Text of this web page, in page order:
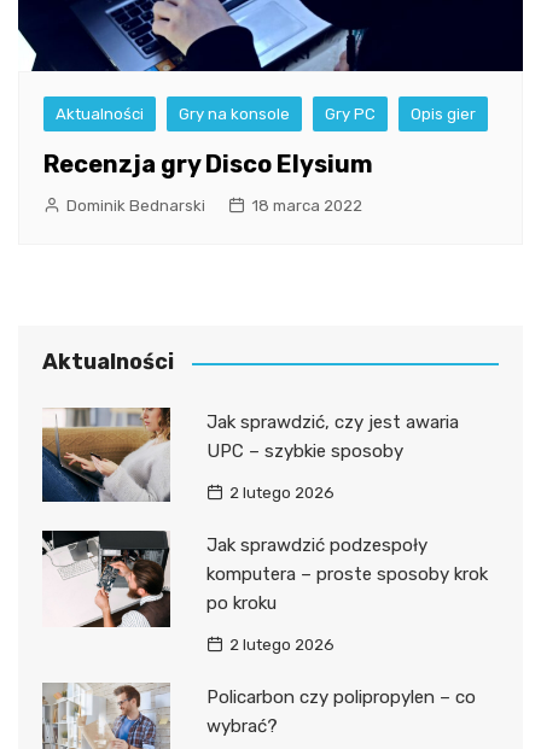
Aktualności Gry na konsole Gry PC Opis gier
Recenzja gry Disco Elysium
Dominik Bednarski 18 marca 2022
Aktualności
Jak sprawdzić, czy jest awaria
UPC – szybkie sposoby
2 lutego 2026
Jak sprawdzić podzespoły
komputera – proste sposoby krok
po kroku
2 lutego 2026
Policarbon czy polipropylen – co
wybrać?